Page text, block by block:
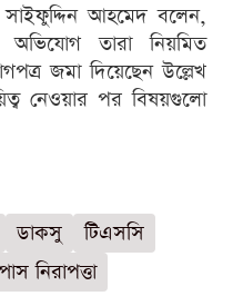
সাইফুদ্দিন আহমেদ বলেন,
তারা নিয়মিত
জমা দিয়েছেন উল্লেখ
নেওয়ার পর বিষয়গুলো
ডাকসু
টিএসসি
নিরাপত্তা